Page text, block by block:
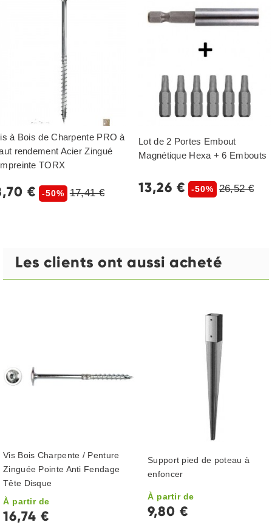
à Bois de Charpente PRO à
rendement Acier Zingué
TORX
€ -50% 17,41 €
Lot de 2 Portes Embout
Magnétique Hexa + 6 Embouts
13,26 € -50% 26,52 €
Les clients ont aussi acheté
Vis Bois Charpente / Penture
Zinguée Pointe Anti Fendage
Tête Disque
À partir de
16,74 €
Support pied de poteau à
enfoncer
À partir de
9,80 €